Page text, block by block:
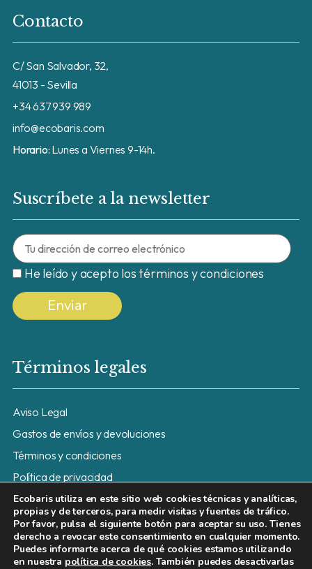
Contacto
C/ San Salvador, 32,
41013 - Sevilla
+34 637 939 989
info@ecobaris.com
Horario: Lunes a Viernes 9-14h.
Suscríbete a la newsletter
He leído y acepto los términos y condiciones
Términos legales
Aviso Legal
Gastos de envíos y devoluciones
Términos y condiciones
Política de privacidad
Política de cookies
Síguenos:
Ecobaris utiliza en este sitio web cookies técnicas y analíticas,
propias y de terceros, para medir visitas y fuentes de tráfico.
Por favor, pulsa el siguiente botón para aceptar su uso. Tienes
derecho a revocar este consentimiento en cualquier momento.
Puedes informarte acerca de qué cookies estamos utilizando
en nuestra política de cookies. También puedes desactivarlas